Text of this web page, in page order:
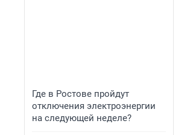
Где в Ростове пройдут
отключения электроэнергии
на следующей неделе?